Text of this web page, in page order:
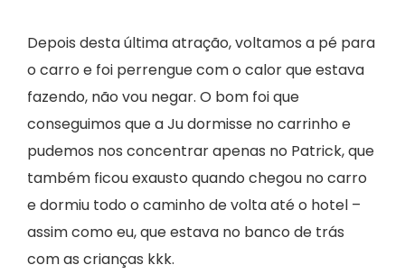
Depois desta última atração, voltamos a pé para
o carro e foi perrengue com o calor que estava
fazendo, não vou negar. O bom foi que
conseguimos que a Ju dormisse no carrinho e
pudemos nos concentrar apenas no Patrick, que
também ficou exausto quando chegou no carro
e dormiu todo o caminho de volta até o hotel –
assim como eu, que estava no banco de trás
com as crianças kkk.